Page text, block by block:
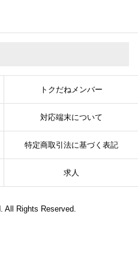
トクだねメンバー
対応端末について
特定商取引法に基づく表記
求人
All Rights Reserved.